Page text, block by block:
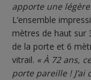
apporte une
L’ensemble
mètres de haut sur
de la porte et 6
vitrail. « À 72 ans,
porte pareille ! J’ai